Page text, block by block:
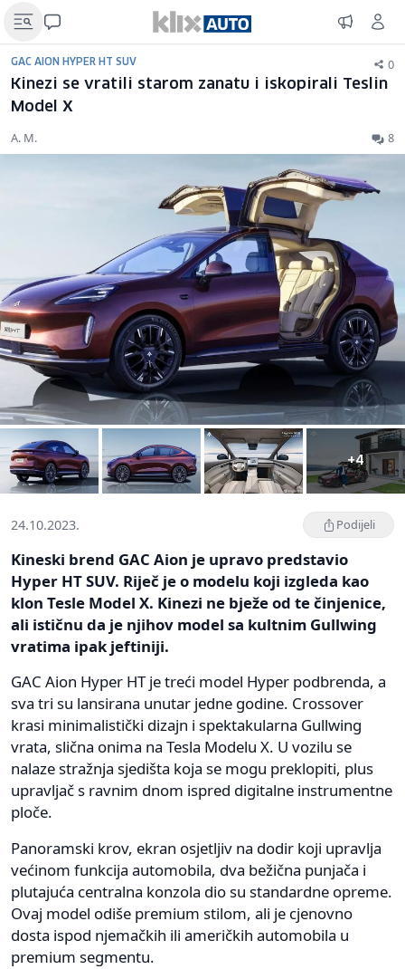
GAC AION HYPER HT SUV 0
Kinezi se vratili starom zanatu i iskopirali Teslin
Model X
A. M. 8
+4
24.10.2023. Podijeli
Kineski brend GAC Aion je upravo predstavio
Hyper HT SUV. Riječ je o modelu koji izgleda kao
klon Tesle Model X. Kinezi ne bježe od te činjenice,
ali ističnu da je njihov model sa kultnim Gullwing
vratima ipak jeftiniji.
GAC Aion Hyper HT je treći model Hyper podbrenda, a
sva tri su lansirana unutar jedne godine. Crossover
krasi minimalistički dizajn i spektakularna Gullwing
vrata, slična onima na Tesla Modelu X. U vozilu se
nalaze stražnja sjedišta koja se mogu preklopiti, plus
upravljač s ravnim dnom ispred digitalne instrumentne
ploče.
Panoramski krov, ekran osjetljiv na dodir koji upravlja
većinom funkcija automobila, dva bežična punjača i
plutajuća centralna konzola dio su standardne opreme.
Ovaj model odiše premium stilom, ali je cjenovno
dosta ispod njemačkih ili američkih automobila u
premium segmentu.